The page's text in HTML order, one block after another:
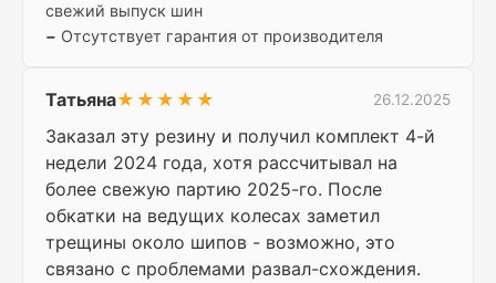
свежий выпуск шин
− Отсутствует гарантия от производителя
Татьяна★★★★★ 26.12.2025
Заказал эту резину и получил комплект 4-й
недели 2024 года, хотя рассчитывал на
более свежую партию 2025-го. После
обкатки на ведущих колесах заметил
трещины около шипов - возможно, это
связано с проблемами развал-схождения.